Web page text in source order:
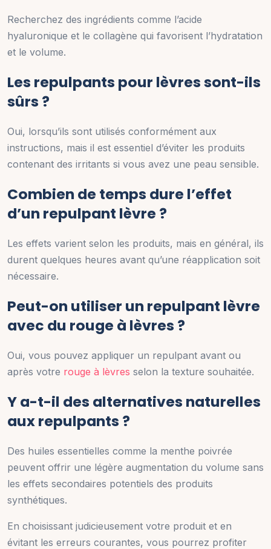
Recherchez des ingrédients comme l’acide
hyaluronique et le collagène qui favorisent l’hydratation
et le volume.
Les repulpants pour lèvres sont-ils
sûrs ?
Oui, lorsqu’ils sont utilisés conformément aux
instructions, mais il est essentiel d’éviter les produits
contenant des irritants si vous avez une peau sensible.
Combien de temps dure l’effet
d’un repulpant lèvre ?
Les effets varient selon les produits, mais en général, ils
durent quelques heures avant qu’une réapplication soit
nécessaire.
Peut-on utiliser un repulpant lèvre
avec du rouge à lèvres ?
Oui, vous pouvez appliquer un repulpant avant ou
après votre rouge à lèvres selon la texture souhaitée.
Y a-t-il des alternatives naturelles
aux repulpants ?
Des huiles essentielles comme la menthe poivrée
peuvent offrir une légère augmentation du volume sans
les effets secondaires potentiels des produits
synthétiques.
En choisissant judicieusement votre produit et en
évitant les erreurs courantes, vous pourrez profiter